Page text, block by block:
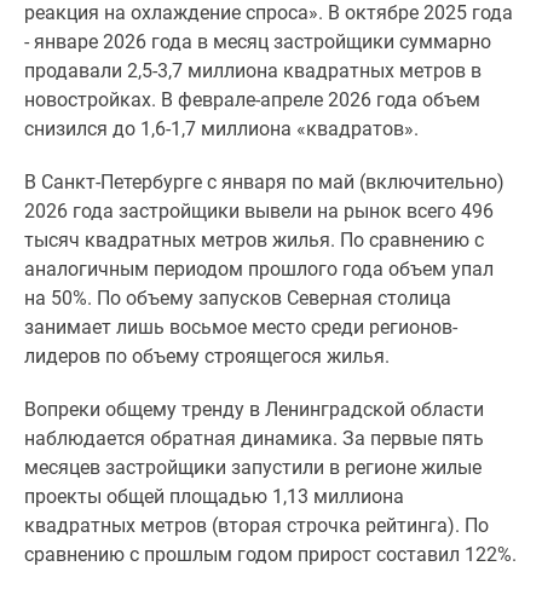
места
Специальные
предложения
Апартаменты
Новостройки
карте
комнатные
более
Готовые
комнатные
Военная
ипотека
Покупателю
Новостройки
реакция на охлаждение спроса». В октябре 2025 года
- январе 2026 года в месяц застройщики суммарно
продавали 2,5-3,7 миллиона квадратных метров в
новостройках. В феврале-апреле 2026 года объем
снизился до 1,6-1,7 миллиона «квадратов».
В Санкт-Петербурге с января по май (включительно)
2026 года застройщики вывели на рынок всего 496
тысяч квадратных метров жилья. По сравнению с
аналогичным периодом прошлого года объем упал
на 50%. По объему запусков Северная столица
занимает лишь восьмое место среди регионов-
лидеров по объему строящегося жилья.
Вопреки общему тренду в Ленинградской области
наблюдается обратная динамика. За первые пять
месяцев застройщики запустили в регионе жилые
проекты общей площадью 1,13 миллиона
квадратных метров (вторая строчка рейтинга). По
сравнению с прошлым годом прирост составил 122%.